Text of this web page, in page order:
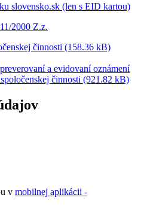
slovensko.sk (len s EID kartou)
2000 Z.z.
činnosti (158.36 kB)
a evidovaní oznámení
činnosti (921.82 kB)
v mobilnej aplikácii -